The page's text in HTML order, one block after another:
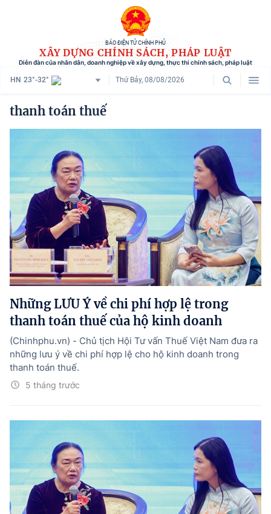
BÁO ĐIỆN TỬ CHÍNH PHỦ
XÂY DỰNG CHÍNH SÁCH, PHÁP LUẬT
Diễn đàn của nhân dân, doanh nghiệp về xây dựng, thực thi chính sách, pháp luật
HN 23°-32° Thứ Bảy, 08/08/2026
Danh mục
Trang chủ
Chính sách mới
Tham vấn chính sách
Người dân góp ý
Doanh nghiệp hiến kế
Chính sách và cuộc sống
Hướng dẫn thực hiện chính sách
Phát triển kinh tế tư nhân và doanh nghiệp dân tộc
Ocop và chuỗi giá trị Nông sản
Kinh tế tư nhân
Photo
thanh toán thuế
Những LƯU Ý về chi phí hợp lệ trong
thanh toán thuế của hộ kinh doanh
5 tháng trước
(Chinhphu.vn) - Chủ tịch Hội Tư vấn Thuế Việt Nam đưa ra
những lưu ý về chi phí hợp lệ cho hộ kinh doanh trong
thanh toán thuế.